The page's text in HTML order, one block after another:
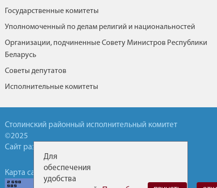
Государственные комитеты
Уполномоченный по делам религий и национальностей
Организации, подчиненные Совету Министров Республики
Беларусь
Советы депутатов
Исполнительные комитеты
Столинский районный исполнительный комитет
©2025
Сайт разработан УП БелТА
Карта сайта Обратная связь
Для
обеспечения
удобства